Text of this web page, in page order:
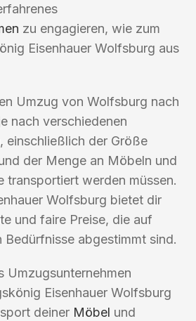
zu engagieren, wie zum
Eisenhauer Wolfsburg aus
Umzug von Wolfsburg nach
nach verschiedenen
einschließlich der Größe
der Menge an Möbeln und
transportiert werden müssen.
Wolfsburg bietet dir
und faire Preise, die auf
Bedürfnisse abgestimmt sind.
Umzugsunternehmen
Eisenhauer Wolfsburg
deiner Möbel und